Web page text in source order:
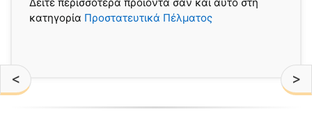
< >
κατηγορία Προστατευτικά Πέλματος